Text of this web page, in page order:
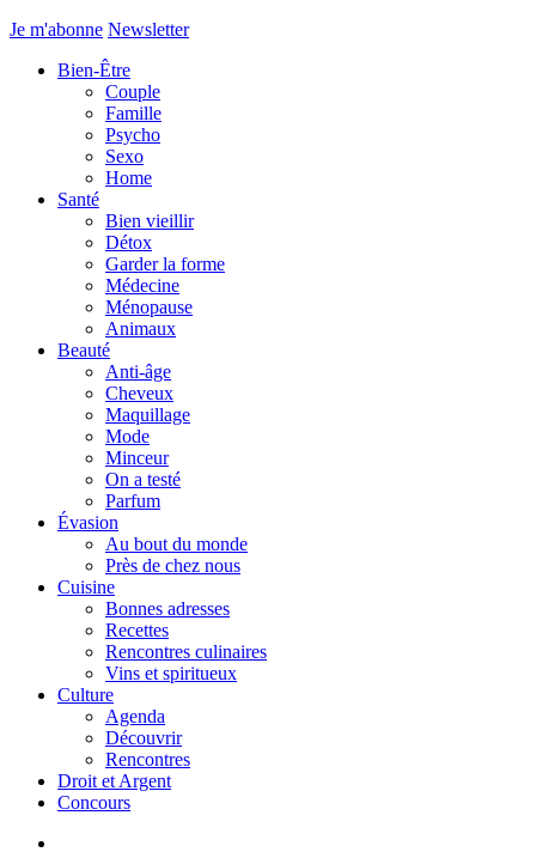
Je m'abonne Newsletter
Bien-Être
Couple
Famille
Psycho
Sexo
Home
Santé
Bien vieillir
Détox
Garder la forme
Médecine
Ménopause
Animaux
Beauté
Anti-âge
Cheveux
Maquillage
Mode
Minceur
On a testé
Parfum
Évasion
Au bout du monde
Près de chez nous
Cuisine
Bonnes adresses
Recettes
Rencontres culinaires
Vins et spiritueux
Culture
Agenda
Découvrir
Rencontres
Droit et Argent
Concours